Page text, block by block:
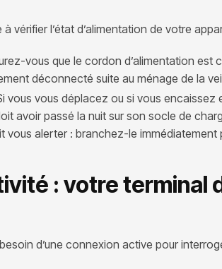
vérifier l’état d’alimentation de votre
vous que le cordon d’alimentation
déconnecté suite au ménage de la
vous vous déplacez ou si vous encaissez
avoir passé la nuit sur son socle de
vous alerter : branchez-le immédiatement
: votre terminal
d’une connexion active pour